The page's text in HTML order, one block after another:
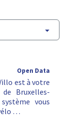
Open Data
est à votre
Bruxelles-
vous
…